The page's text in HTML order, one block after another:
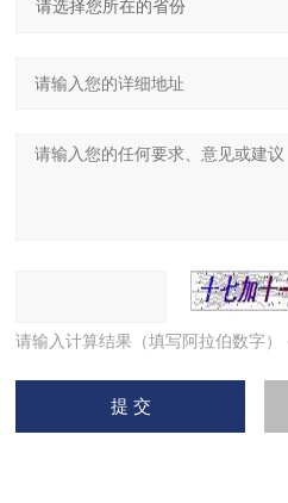
请输入计算结果（填写阿拉伯数字）